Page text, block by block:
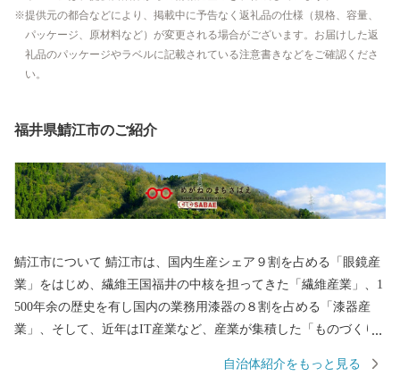
提供元の都合などにより、掲載中に予告なく返礼品の仕様（規格、容量、
パッケージ、原材料など）が変更される場合がございます。お届けした返
礼品のパッケージやラベルに記載されている注意書きなどをご確認くださ
い。
福井県鯖江市のご紹介
鯖江市について 鯖江市は、国内生産シェア９割を占める「眼鏡産
業」をはじめ、繊維王国福井の中核を担ってきた「繊維産業」、1
500年余の歴史を有し国内の業務用漆器の８割を占める「漆器産
業」、そして、近年はIT産業など、産業が集積した「ものづくり
であり、近松門左衛門が幼少期を過ごした地域には当時をしのぶ
自治体紹介をもっと見る